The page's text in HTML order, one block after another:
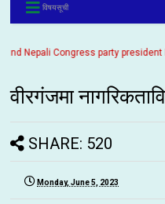
विषयसूची
Nepali Congress party president
वीरगंजमा
SHARE: 520
Monday, June 5, 2023